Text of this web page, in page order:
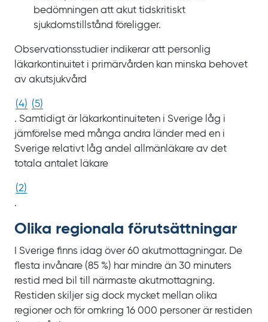
bedömningen att akut tidskritiskt
sjukdomstillstånd föreligger.
Observationsstudier indikerar att personlig
läkarkontinuitet i primärvården kan minska behovet
av akutsjukvård
(4) (5)
. Samtidigt är läkarkontinuiteten i Sverige låg i
jämförelse med många andra länder med en i
Sverige relativt låg andel allmänläkare av det
totala antalet läkare
(2)
.
Olika regionala förutsättningar
I Sverige finns idag över 60 akutmottagningar. De
flesta invånare (85 %) har mindre än 30 minuters
restid med bil till närmaste akutmottagning.
Restiden skiljer sig dock mycket mellan olika
regioner och för omkring 16 000 personer är restiden